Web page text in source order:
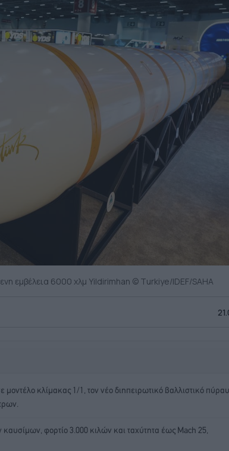
εμβέλεια 6000 χλμ Υildirimhan © Τurkiye/ΙDEF/SAHA
κλίμακας 1/1, τον νέο διηπειρωτικό βαλλιστικό
φορτίο 3.000 κιλών και ταχύτητα έως Mach 25,